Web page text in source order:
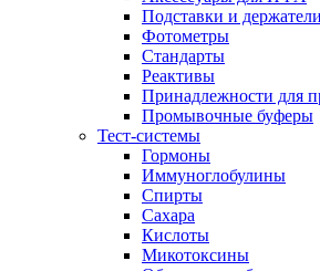
Подставки и
Фотометры
Стандарты
Реактивы
Принадлежности для
Промывочные буферы
Тест-системы
Гормоны
Иммуноглобулины
Спирты
Сахара
Кислоты
Микотоксины